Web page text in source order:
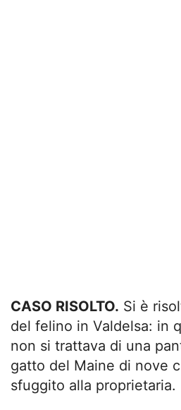
CASO RISOLTO. Si è
del felino in Valdelsa: in
non si trattava di una
gatto del Maine di nove
sfuggito alla proprietaria.